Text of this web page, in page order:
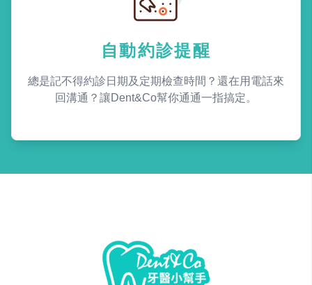
自動約診提醒
總是記不得約診日期及定期檢查時間？還在用電話來
回溝通？讓Dent&Co幫你通通一指搞定。